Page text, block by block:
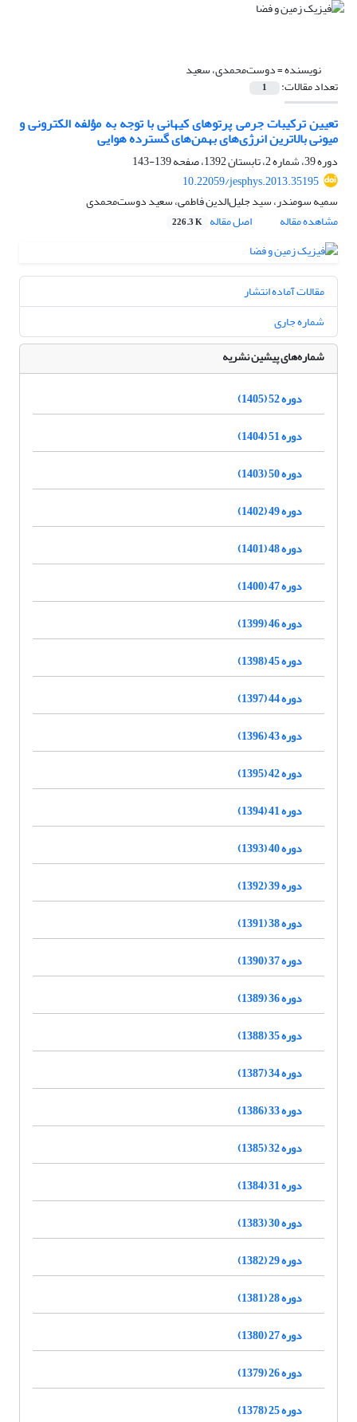
نویسنده =دوست‌‌محمدی، سعید
تعداد مقالات: 1
تعیین ترکیبات جرمی پرتوهای کیهانی با توجه به مؤلفه الکترونی و
میونی بالاترین انرژی‌های بهمن‌های گسترده هوایی
دوره 39، شماره 2، تابستان 1392، صفحه
139-143
10.22059/jesphys.2013.35195
سمیه سومندر، سید جلیل‌‌الدین فاطمی، سعید دوست‌‌محمدی
مشاهده مقاله
اصل مقاله 226.3 K
مقالات آماده انتشار
شماره جاری
شماره‌های پیشین نشریه
دوره 52 (1405)
دوره 51 (1404)
دوره 50 (1403)
دوره 49 (1402)
دوره 48 (1401)
دوره 47 (1400)
دوره 46 (1399)
دوره 45 (1398)
دوره 44 (1397)
دوره 43 (1396)
دوره 42 (1395)
دوره 41 (1394)
دوره 40 (1393)
دوره 39 (1392)
دوره 38 (1391)
دوره 37 (1390)
دوره 36 (1389)
دوره 35 (1388)
دوره 34 (1387)
دوره 33 (1386)
دوره 32 (1385)
دوره 31 (1384)
دوره 30 (1383)
دوره 29 (1382)
دوره 28 (1381)
دوره 27 (1380)
دوره 26 (1379)
دوره 25 (1378)